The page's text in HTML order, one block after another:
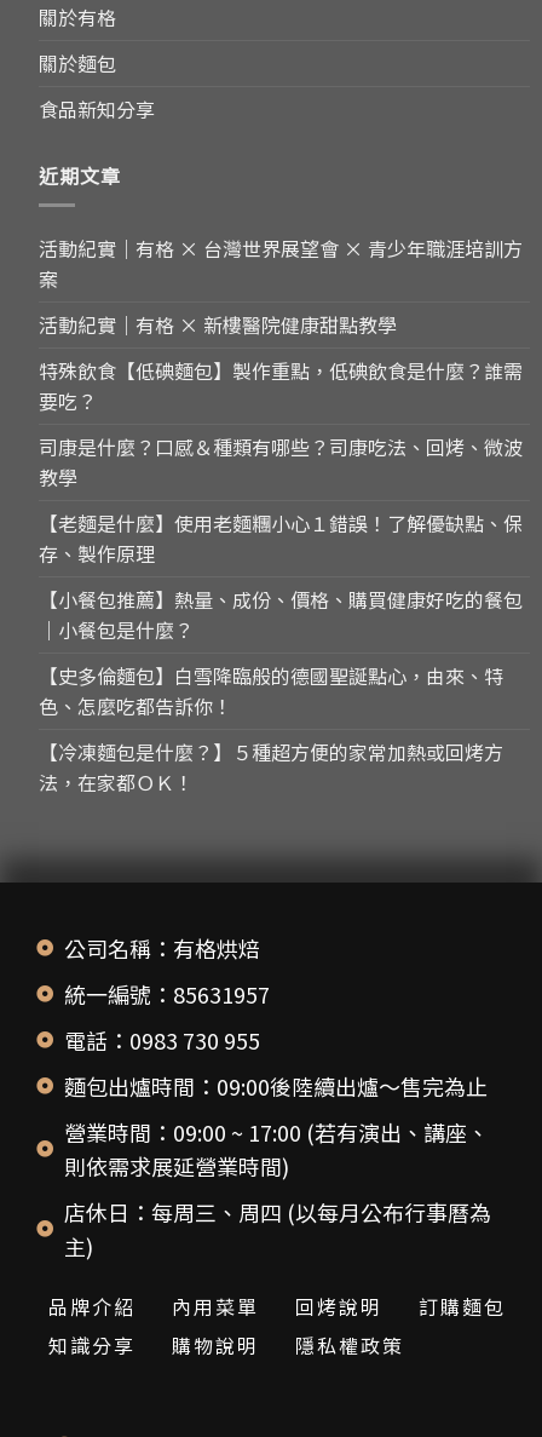
關於有格
關於麵包
食品新知分享
近期文章
活動紀實｜有格 × 台灣世界展望會 × 青少年職涯培訓方
案
活動紀實｜有格 × 新樓醫院健康甜點教學
特殊飲食【低碘麵包】製作重點，低碘飲食是什麼？誰需
要吃？
司康是什麼？口感＆種類有哪些？司康吃法、回烤、微波
教學
【老麵是什麼】使用老麵糰小心１錯誤！了解優缺點、保
存、製作原理
【小餐包推薦】熱量、成份、價格、購買健康好吃的餐包
｜小餐包是什麼？
【史多倫麵包】白雪降臨般的德國聖誕點心，由來、特
色、怎麼吃都告訴你！
【冷凍麵包是什麼？】５種超方便的家常加熱或回烤方
法，在家都ＯＫ！
公司名稱：有格烘焙
統一編號：85631957
電話：0983 730 955
麵包出爐時間：09:00後陸續出爐～售完為止
營業時間：09:00 ~ 17:00 (若有演出、講座、
則依需求展延營業時間)
店休日：每周三、周四 (以每月公布行事曆為
主)
品牌介紹 內用菜單 回烤說明
訂購麵包
知識分享
購物說明 隱私權政策